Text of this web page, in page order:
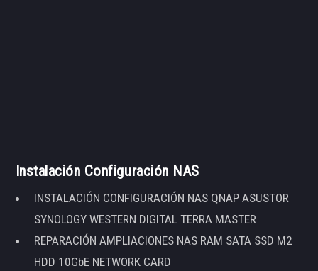
Instalación Configuración NAS
INSTALACIÓN CONFIGURACIÓN NAS QNAP ASUSTOR
SYNOLOGY WESTERN DIGITAL TERRA MASTER
REPARACIÓN AMPLIACIONES NAS RAM SATA SSD M2
HDD 10GbE NETWORK CARD